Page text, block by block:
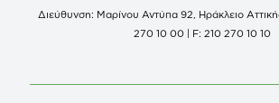
Διεύθυνση: Μαρίνου Αντύπα 92, Ηράκλειο
270 10 00 | F: 210 270 10 10